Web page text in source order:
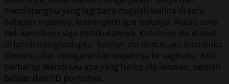
mendatangiku yang lagi baca majalah wanita di sofa.
Tatapan matanya, kumengerti apa maunya. Walau sore
tadi kami baru saja melakukannya. Kutuntun dia duduk
di lantai menghadapku. Setelah dia duduk,aku membuka
dasterku dan mengarahkan wajahnya ke vaginaku. AKu
berharap Wendi tau apa yang harus dia lakukan, setelah
belajar dari CD pornonya.